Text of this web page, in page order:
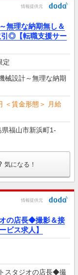
情報提供元
無理な納期無し＆
引◎【転職支援サー
定
械設計～無理な納期
＜賃金形態＞ 月給
福山市新浜町1-
気になる！
情報提供元
の店長◆撮影＆接
ビス求人】
スタジオの店長◆撮